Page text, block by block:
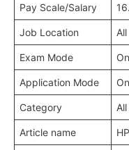
Pay Scale/Salary
Job Location
Exam Mode
Application Mode
Category
Article name